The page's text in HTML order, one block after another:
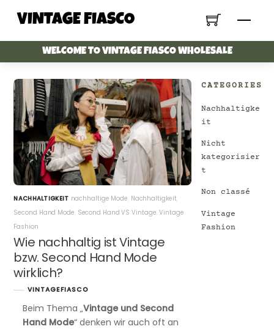
Menu
VINTAGE FIASCO
WELCOME TO VINTAGE FIASCO WHOLESALE
NACHHALTIGKEIT nachhaltige Mode Nachhaltigkeit,
Second Hand Mode Second Hand VS Vintage Vintage
Fashion
Wie nachhaltig ist Vintage
bzw. Second Hand Mode
wirklich?
VINTAGEFIASCO
Beim Thema „Vintage und Second
Hand Mode“ denken wir auch oft an
CATEGORIES
Nachhaltigke
it
Nicht
kategorisier
t
Non classé
Vintage
Fashion